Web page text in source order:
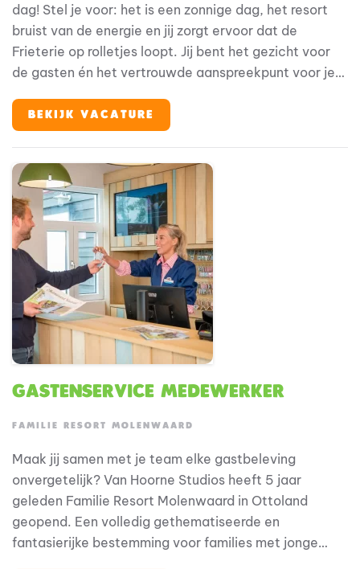
dag! Stel je voor: het is een zonnige dag, het resort
bruist van de energie en jij zorgt ervoor dat de
Frieterie op rolletjes loopt. Jij bent het gezicht voor
de gasten én het vertrouwde aanspreekpunt voor je
werk zo leuk. Bij Familie Resort Molenwaard draait
alles om beleving. Onze gasten -gezinnen met jonge
draagt daar elke dag aan bij, met een glimlach en een
goed bakje friet, heerlijke pizza of vers geschept ijsje
geserveerd vanuit de Frieterie.
BEKIJK VACATURE
Gastenservice medewerker
FAMILIE RESORT MOLENWAARD
Maak jij samen met je team elke gastbeleving
onvergetelijk? Van Hoorne Studios heeft 5 jaar
geleden Familie Resort Molenwaard in Ottoland
geopend. Een volledig gethematiseerde en
fantasierijke bestemming voor families met jonge